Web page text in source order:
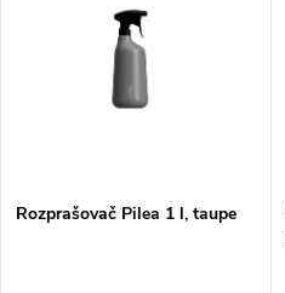
Rozprašovač Pilea 1 l, taupe